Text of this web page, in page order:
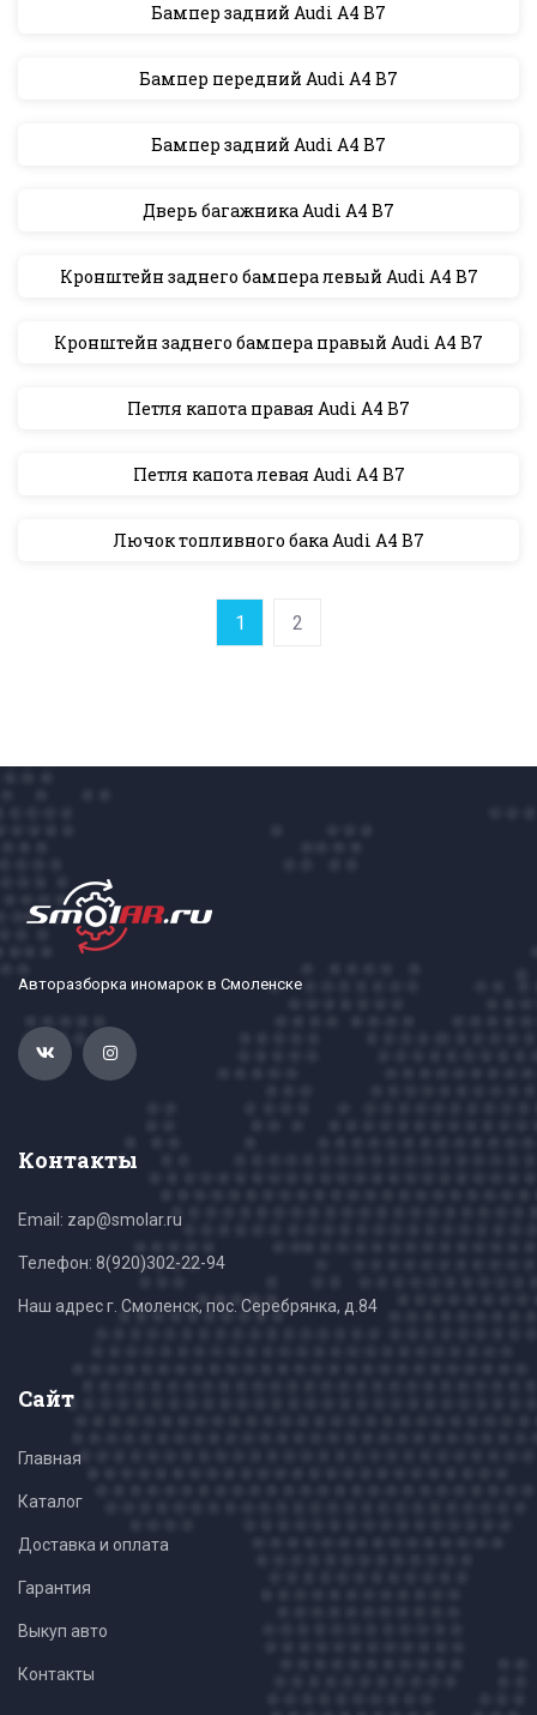
Бампер задний Audi A4 B7
Бампер передний Audi A4 B7
Бампер задний Audi A4 B7
Дверь багажника Audi A4 B7
Кронштейн заднего бампера левый Audi A4 B7
Кронштейн заднего бампера правый Audi A4 B7
Петля капота правая Audi A4 B7
Петля капота левая Audi A4 B7
Лючок топливного бака Audi A4 B7
1 2
Авторазборка иномарок в Смоленске
Контакты
Email: zap@smolar.ru
Телефон: 8(920)302-22-94
Наш адрес г. Смоленск, пос. Серебрянка, д.84
Сайт
Главная
Каталог
Доставка и оплата
Гарантия
Выкуп авто
Контакты